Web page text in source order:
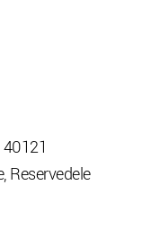
,Reservedele